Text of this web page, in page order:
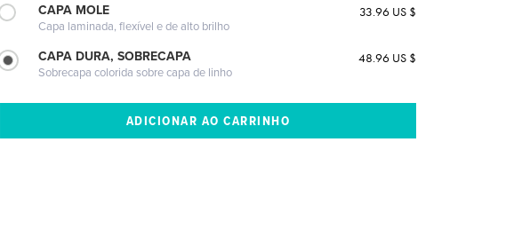
CAPA MOLE
Capa laminada, flexível e de alto brilho
33.96 US $
CAPA DURA, SOBRECAPA
Sobrecapa colorida sobre capa de linho
48.96 US $